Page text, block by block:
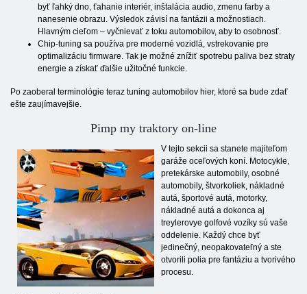
byť ľahký dno, ťahanie interiér, inštalácia audio, zmenu farby a
nanesenie obrazu. Výsledok závisí na fantázii a možnostiach.
Hlavným cieľom – vyčnievať z toku automobilov, aby to osobnosť.
Chip-tuning sa používa pre moderné vozidlá, vstrekovanie pre
optimalizáciu firmware. Tak je možné znížiť spotrebu paliva bez straty
energie a získať ďalšie užitočné funkcie.
Po zaoberal terminológie teraz tuning automobilov hier, ktoré sa bude zdať
ešte zaujímavejšie.
Pimp my traktory on-line
V tejto sekcii sa stanete majiteľom
garáže oceľových koní. Motocykle,
pretekárske automobily, osobné
automobily, štvorkoliek, nákladné
autá, športové autá, motorky,
nákladné autá a dokonca aj
treylerovye golfové vozíky sú vaše
oddelenie. Každý chce byť
jedinečný, neopakovateľný a ste
otvorili polia pre fantáziu a tvorivého
procesu.